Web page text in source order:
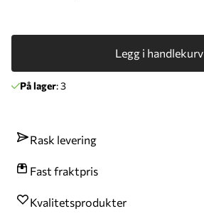
Legg i handlekurv
På lager: 3
Rask levering
Fast fraktpris
Kvalitetsprodukter